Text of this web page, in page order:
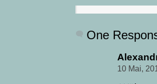
One
10 Mai,